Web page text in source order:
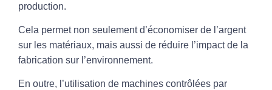
production.
Cela permet non seulement d’économiser de l’argent
sur les matériaux, mais aussi de réduire l’impact de la
fabrication sur l’environnement.
En outre, l’utilisation de machines contrôlées par